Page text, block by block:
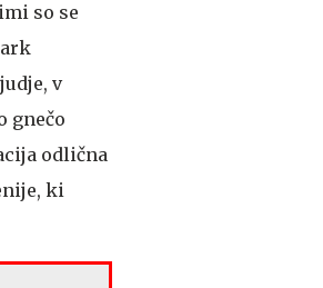
so se
v
gnečo
odlična
ki